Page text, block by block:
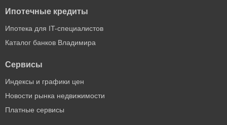
Ипотечные кредиты
Ипотека для IT-специалистов
Каталог банков Владимира
Сервисы
Индексы и графики цен
Новости рынка недвижимости
Платные сервисы